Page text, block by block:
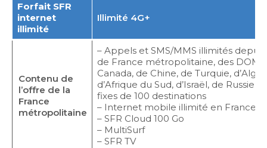
Forfait SFR
internet
illimité
Illimité 4G+
Contenu de
l’offre de la
France
métropolitaine
– Appels et SMS/MMS illimités
de France métropolitaine, des DOM,
Canada, de Chine, de Turquie,
d’Afrique du Sud, d’Israël, de Russie
fixes de 100 destinations
– Internet mobile illimité en France
– SFR Cloud 100 Go
– MultiSurf
– SFR TV